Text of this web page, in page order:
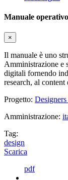
Manuale
×
Il manuale è uno
Amministrazione e
digitali fornendo
research, al content
Progetto:
Amministrazione:
Tag:
design
Scarica
pdf